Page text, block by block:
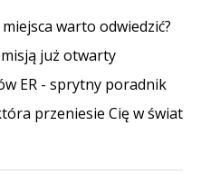
warto odwiedzić?
już otwarty
ER - sprytny poradnik
przeniesie Cię w świat